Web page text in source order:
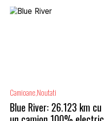
Camioane Noutati
Blue River: 26.123 km cu